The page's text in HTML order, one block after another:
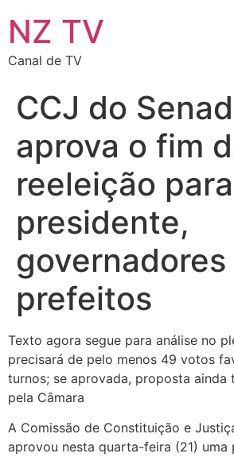
NZ TV
Canal de TV
CCJ do
aprova o fim
reeleição para
presidente,
governadores
prefeitos
Texto agora segue para análise no
precisará de pelo menos 49 votos
turnos; se aprovada, proposta ainda
pela Câmara
A Comissão de Constituição e
aprovou nesta quarta-feira (21)